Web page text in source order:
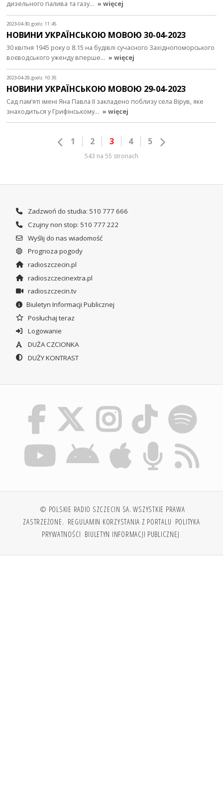
дизельного палива та газу… » więcej
2023-04-30, godz. 11:45
НОВИНИ УКРАЇНСЬКОЮ МОВОЮ 30-04-2023
30 квітня 1945 року о 8.15 на будівлі сучасного Західнопоморського
воєводського уженду вперше… » więcej
2023-04-29, godz. 10:35
НОВИНИ УКРАЇНСЬКОЮ МОВОЮ 29-04-2023
Сад пам’яті імені Яна Павла ІІ закладено поблизу села Вірув, яке
знаходиться у Грифінському… » więcej
1 2 3 4 5
543 na 55 stronach
Zadzwoń do studia: 510 777 666
Czujny non stop: 510 777 222
Wyślij do nas wiadomość
Prognoza pogody
radioszczecin.pl
radioszczecinextra.pl
radioszczecin.tv
Biuletyn Informacji Publicznej
Posłuchaj teraz
Logowanie
DUŻA CZCIONKA
DUŻY KONTRAST
© POLSKIE RADIO SZCZECIN SA. WSZYSTKIE PRAWA
ZASTRZEŻONE. REGULAMIN KORZYSTANIA Z PORTALU POLITYKA
PRYWATNOŚCI BIULETYN INFORMACJI PUBLICZNEJ